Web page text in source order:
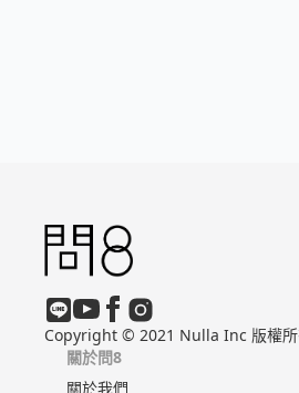
Copyright © 2021 Nulla Inc 版權
關於問8
關於我們